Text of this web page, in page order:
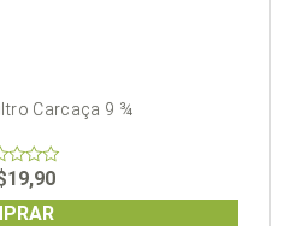
Carcaça 9 ¾
19,90